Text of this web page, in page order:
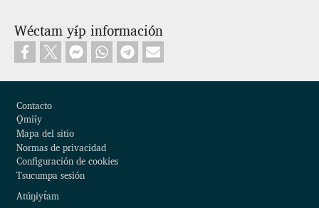
Wéctam yɨ́p información
Contacto
O̱miɨ́y
Mapa del sitio
Normas de privacidad
Configuración de cookies
Tsucumpa sesión
Atúŋɨyt́am